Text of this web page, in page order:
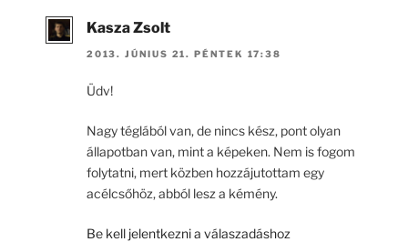
Kasza Zsolt
2013. JÚNIUS 21. PÉNTEK 17:38
Üdv!
Nagy téglából van, de nincs kész, pont olyan
állapotban van, mint a képeken. Nem is fogom
folytatni, mert közben hozzájutottam egy
acélcsőhöz, abból lesz a kémény.
Be kell jelentkezni a válaszadáshoz